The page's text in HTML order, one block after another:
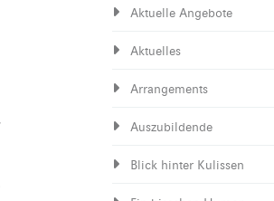
Aktuelle Angebote
Aktuelles
Arrangements
Auszubildende
Blick hinter Kulissen